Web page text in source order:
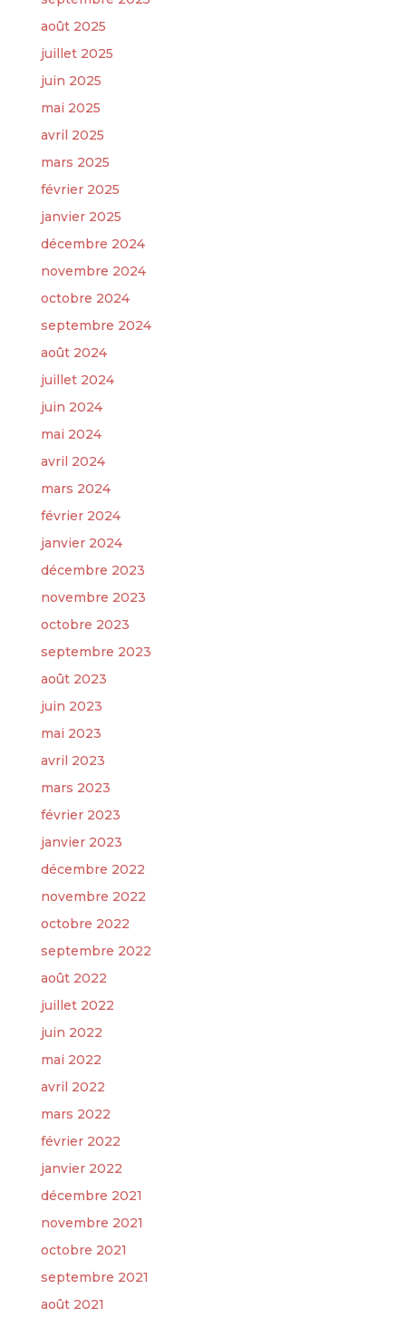
août 2025
juillet 2025
juin 2025
mai 2025
avril 2025
mars 2025
février 2025
janvier 2025
décembre 2024
novembre 2024
octobre 2024
septembre 2024
août 2024
juillet 2024
juin 2024
mai 2024
avril 2024
mars 2024
février 2024
janvier 2024
décembre 2023
novembre 2023
octobre 2023
septembre 2023
août 2023
juin 2023
mai 2023
avril 2023
mars 2023
février 2023
janvier 2023
décembre 2022
novembre 2022
octobre 2022
septembre 2022
août 2022
juillet 2022
juin 2022
mai 2022
avril 2022
mars 2022
février 2022
janvier 2022
décembre 2021
novembre 2021
octobre 2021
septembre 2021
août 2021